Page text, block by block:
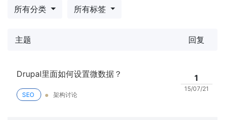
所有分类 所有标签
主题 回复
Drupal里面如何设置微数据？
SEO 架构讨论
1
15/07/21